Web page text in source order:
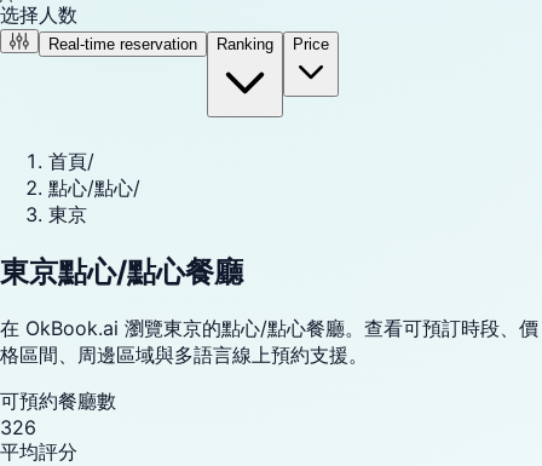
选择人数
Real-time reservation Ranking Price
首頁/
點心/點心/
東京
東京點心/點心餐廳
在 OkBook.ai 瀏覽東京的點心/點心餐廳。查看可預訂時段、價
格區間、周邊區域與多語言線上預約支援。
可預約餐廳數
326
平均評分